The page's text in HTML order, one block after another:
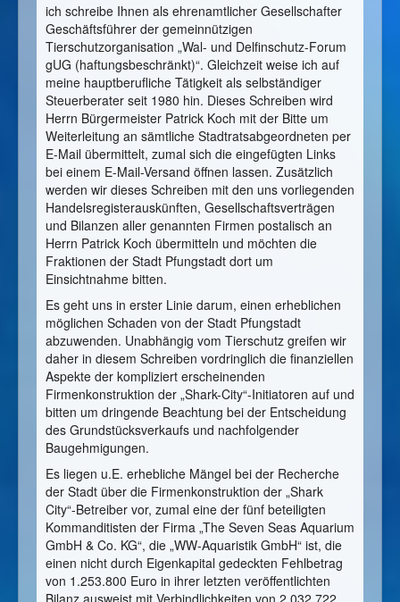
ich schreibe Ihnen als ehrenamtlicher Gesellschafter
Geschäftsführer der gemeinnützigen
Tierschutzorganisation „Wal- und Delfinschutz-Forum
gUG (haftungsbeschränkt)“. Gleichzeit weise ich auf
meine hauptberufliche Tätigkeit als selbständiger
Steuerberater seit 1980 hin. Dieses Schreiben wird
Herrn Bürgermeister Patrick Koch mit der Bitte um
Weiterleitung an sämtliche Stadtratsabgeordneten per
E-Mail übermittelt, zumal sich die eingefügten Links
bei einem E-Mail-Versand öffnen lassen. Zusätzlich
werden wir dieses Schreiben mit den uns vorliegenden
Handelsregisterauskünften, Gesellschaftsverträgen
und Bilanzen aller genannten Firmen postalisch an
Herrn Patrick Koch übermitteln und möchten die
Fraktionen der Stadt Pfungstadt dort um
Einsichtnahme bitten.
Es geht uns in erster Linie darum, einen erheblichen
möglichen Schaden von der Stadt Pfungstadt
abzuwenden. Unabhängig vom Tierschutz greifen wir
daher in diesem Schreiben vordringlich die finanziellen
Aspekte der kompliziert erscheinenden
Firmenkonstruktion der „Shark-City“-Initiatoren auf und
bitten um dringende Beachtung bei der Entscheidung
des Grundstücksverkaufs und nachfolgender
Baugehmigungen.
Es liegen u.E. erhebliche Mängel bei der Recherche
der Stadt über die Firmenkonstruktion der „Shark
City“-Betreiber vor, zumal eine der fünf beteiligten
Kommanditisten der Firma „The Seven Seas Aquarium
GmbH & Co. KG“, die „WW-Aquaristik GmbH“ ist, die
einen nicht durch Eigenkapital gedeckten Fehlbetrag
von 1.253.800 Euro in ihrer letzten veröffentlichten
Bilanz ausweist mit Verbindlichkeiten von 2.032.722